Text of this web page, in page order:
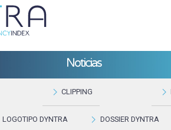
Noticias
CLIPPING
LOGOTIPO DYNTRA DOSSIER DYNTRA